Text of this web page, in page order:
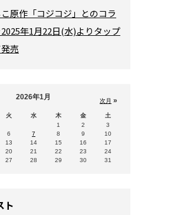
原作「コジコジ」とのコラ
年1月22日(水)よりタップ
売
次月 »
2026年1月
火 水 木 金
土
1
2
3
6 7 8 9
10
13 14 15 16
17
20 21 22 23
24
27 28 29 30 31
ト